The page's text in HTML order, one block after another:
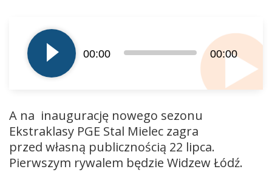
plików
dźwiękowych
00:00 00:00
A na inaugurację nowego sezonu
Ekstraklasy PGE Stal Mielec zagra
przed własną publicznością 22 lipca.
Pierwszym rywalem będzie Widzew Łódź.